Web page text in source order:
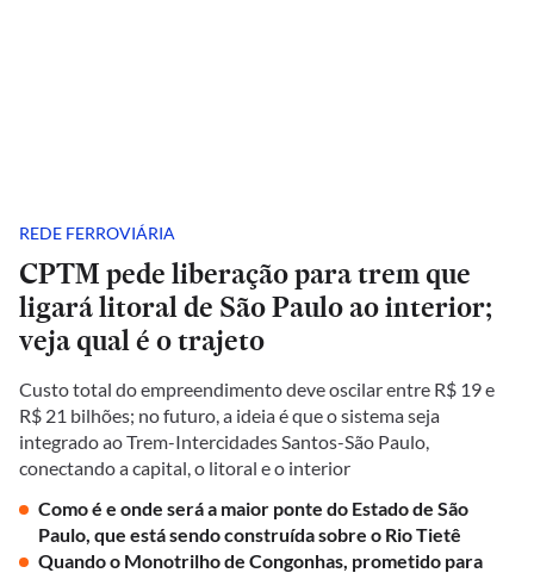
REDE FERROVIÁRIA
CPTM pede liberação para trem que
ligará litoral de São Paulo ao interior;
veja qual é o trajeto
Custo total do empreendimento deve oscilar entre R$ 19 e
R$ 21 bilhões; no futuro, a ideia é que o sistema seja
integrado ao Trem-Intercidades Santos-São Paulo,
conectando a capital, o litoral e o interior
Como é e onde será a maior ponte do Estado de São
Paulo, que está sendo construída sobre o Rio Tietê
Quando o Monotrilho de Congonhas, prometido para